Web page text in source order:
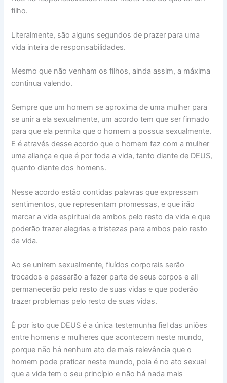
filho.
Literalmente, são alguns segundos de prazer para uma
vida inteira de responsabilidades.
Mesmo que não venham os filhos, ainda assim, a máxima
continua valendo.
Sempre que um homem se aproxima de uma mulher para
se unir a ela sexualmente, um acordo tem que ser firmado
para que ela permita que o homem a possua sexualmente.
E é através desse acordo que o homem faz com a mulher
uma aliança e que é por toda a vida, tanto diante de DEUS,
quanto diante dos homens.
Nesse acordo estão contidas palavras que expressam
sentimentos, que representam promessas, e que irão
marcar a vida espiritual de ambos pelo resto da vida e que
poderão trazer alegrias e tristezas para ambos pelo resto
da vida.
Ao se unirem sexualmente, fluídos corporais serão
trocados e passarão a fazer parte de seus corpos e ali
permanecerão pelo resto de suas vidas e que poderão
trazer problemas pelo resto de suas vidas.
É por isto que DEUS é a única testemunha fiel das uniões
entre homens e mulheres que acontecem neste mundo,
porque não há nenhum ato de mais relevância que o
homem pode praticar neste mundo, poia é no ato sexual
que a vida tem o seu princípio e não há nada mais